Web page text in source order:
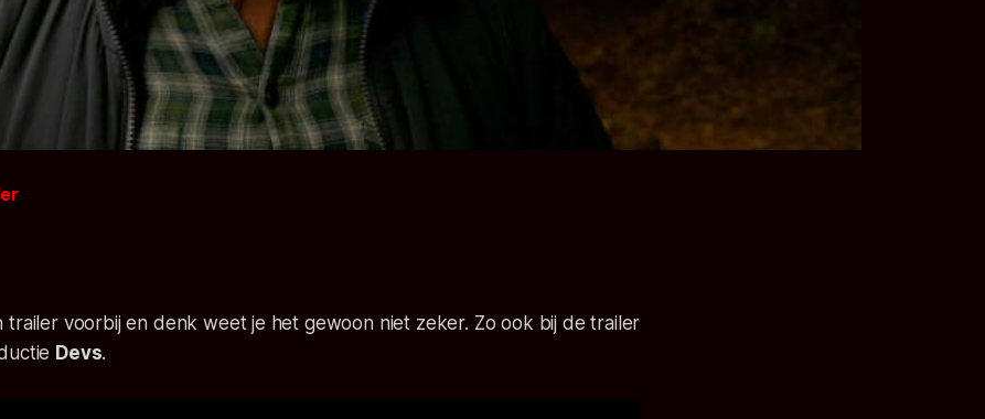
trailer voorbij en denk weet je het gewoon niet zeker. Zo ook bij de trailer
Devs.